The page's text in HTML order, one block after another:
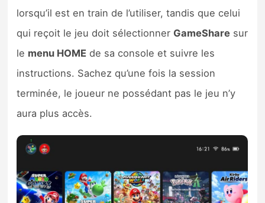
lorsqu’il est en train de l’utiliser, tandis que celui
qui reçoit le jeu doit sélectionner GameShare sur
le menu HOME de sa console et suivre les
instructions. Sachez qu’une fois la session
terminée, le joueur ne possédant pas le jeu n’y
aura plus accès.